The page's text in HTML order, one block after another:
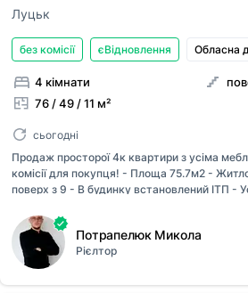
Луцьк
без комісії єВідновлення Обласна
4 кімнати
76 / 49 / 11 м²
сьогодні
Продаж просторої 4к квартири з усіма
комісії для покупця! - Площа 75.7м2 -
поверх з 9 - В будинку встановлений ІТП -
санвузол - В квартирі є 2 засклених
- Доступний продаж по державних
Дана квартира ідеальне рішення для
цінують простір та комфорт. Квартира
відкривається чудовий краєвид. Поруч
Потрапелюк Микола
Рієлтор